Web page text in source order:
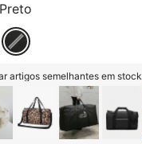
Preto
artigos semelhantes em stock